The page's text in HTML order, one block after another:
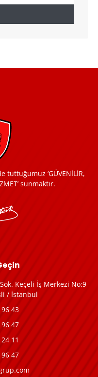
tuttuğumuz ‘GÜVENİLİR,
sunmaktır.
Keçeli İş Merkezi No:9
/ İstanbul
43
47
11
47